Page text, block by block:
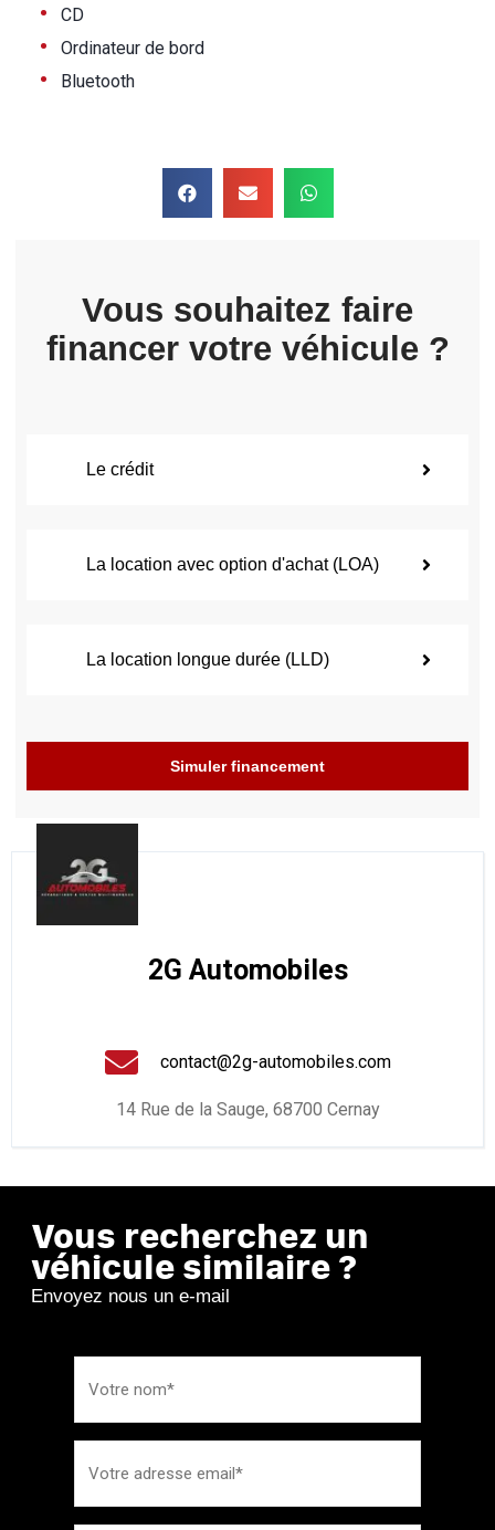
• CD
• Ordinateur de bord
• Bluetooth
Vous souhaitez faire
financer votre véhicule ?
Le crédit
La location avec option d'achat (LOA)
La location longue durée (LLD)
Simuler financement
2G Automobiles
contact@2g-automobiles.com
14 Rue de la Sauge, 68700 Cernay
Vous recherchez un
véhicule similaire ?
Envoyez nous un e-mail